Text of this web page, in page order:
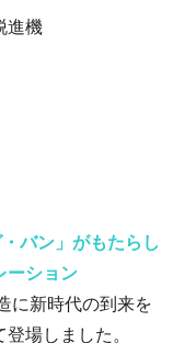
進機
バン」がもたらし
ーション
に新時代の到来を
場しました。